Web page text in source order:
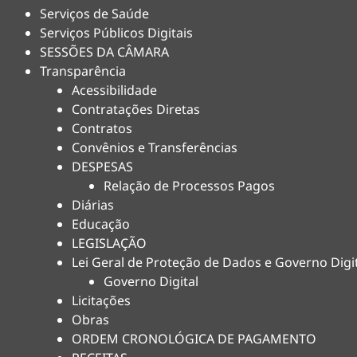
Serviços de Saúde
Serviços Públicos Digitais
SESSÕES DA CÂMARA
Transparência
Acessibilidade
Contratações Diretas
Contratos
Convênios e Transferências
DESPESAS
Relação de Processos Pagos
Diárias
Educação
LEGISLAÇÃO
Lei Geral de Proteção de Dados e Governo
Governo Digital
Licitações
Obras
ORDEM CRONOLÓGICA DE PAGAMENTO